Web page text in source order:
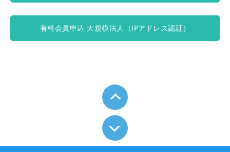
有料会員申込 大規模法人（IPアドレス認証）